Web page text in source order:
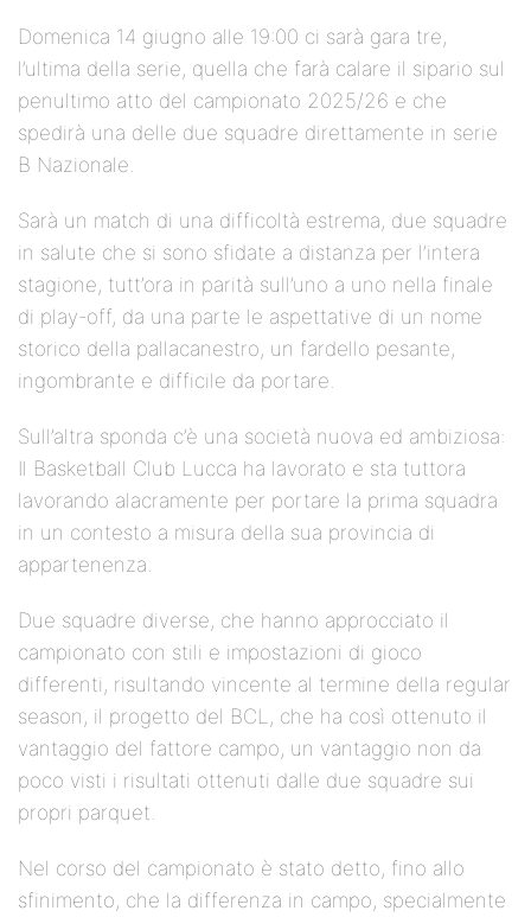
Domenica 14 giugno alle 19:00 ci sarà gara tre,
l’ultima della serie, quella che farà calare il sipario sul
penultimo atto del campionato 2025/26 e che
spedirà una delle due squadre direttamente in serie
B Nazionale.
Sarà un match di una difficoltà estrema, due squadre
in salute che si sono sfidate a distanza per l’intera
stagione, tutt’ora in parità sull’uno a uno nella finale
di play-off, da una parte le aspettative di un nome
storico della pallacanestro, un fardello pesante,
ingombrante e difficile da portare.
Sull’altra sponda c’è una società nuova ed ambiziosa:
Il Basketball Club Lucca ha lavorato e sta tuttora
lavorando alacramente per portare la prima squadra
in un contesto a misura della sua provincia di
appartenenza.
Due squadre diverse, che hanno approcciato il
campionato con stili e impostazioni di gioco
differenti, risultando vincente al termine della regular
season, il progetto del BCL, che ha così ottenuto il
vantaggio del fattore campo, un vantaggio non da
poco visti i risultati ottenuti dalle due squadre sui
propri parquet.
Nel corso del campionato è stato detto, fino allo
sfinimento, che la differenza in campo, specialmente